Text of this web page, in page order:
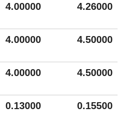
4.00000 4.26000
4.00000 4.50000
4.00000 4.50000
0.13000 0.15500